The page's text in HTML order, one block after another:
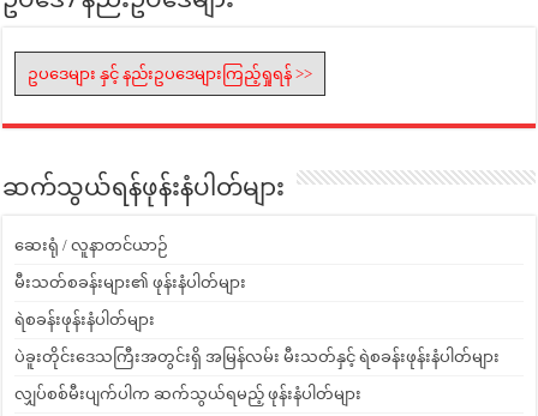
ဥပဒေများ နှင့် နည်းဥပဒေများကြည့်ရှုရန် >>
ဆက်သွယ်ရန်ဖုန်းနံပါတ်များ
ဆေးရုံ / လူနာတင်ယာဉ်
မီးသတ်စခန်းများ၏ ဖုန်းနံပါတ်များ
ရဲစခန်းဖုန်းနံပါတ်များ
ပဲခူးတိုင်းဒေသကြီးအတွင်းရှိ အမြန်လမ်း မီးသတ်နှင့် ရဲစခန်းဖုန်းနံပါတ်များ
လျှပ်စစ်မီးပျက်ပါက ဆက်သွယ်ရမည့် ဖုန်းနံပါတ်များ